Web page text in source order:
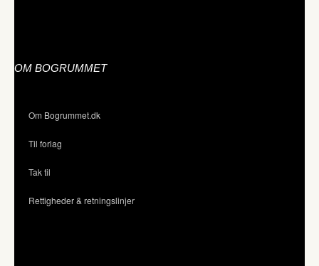
OM BOGRUMMET
Om Bogrummet.dk
Til forlag
Tak til
Rettigheder & retningslinjer